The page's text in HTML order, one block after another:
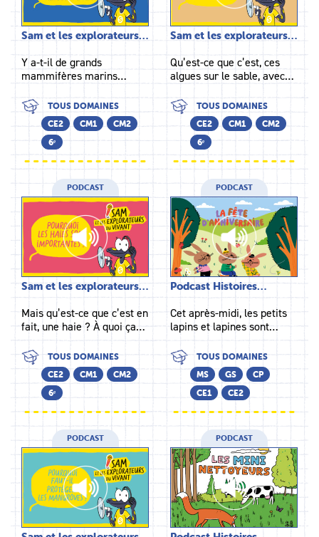
Sam et les explorateurs…
Y a-t-il de grands
mammifères marins…
TOUS DOMAINES
CE2
CM1
CM2
6ᵉ
Sam et les explorateurs…
Qu’est-ce que c’est, ces
algues sur le sable, avec…
TOUS DOMAINES
CE2
CM1
CM2
6ᵉ
PODCAST
Sam et les explorateurs…
Mais qu’est-ce que c’est en
fait, une haie ? À quoi ça…
TOUS DOMAINES
CE2
CM1
CM2
6ᵉ
PODCAST
Podcast Histoires…
Cet après-midi, les petits
lapins et lapines sont…
TOUS DOMAINES
MS
GS
CP
CE1
CE2
PODCAST PODCAST